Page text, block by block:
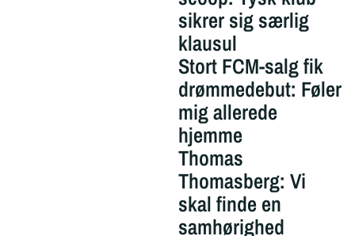
sikrer sig særlig
klausul
Stort FCM-salg fik
drømmedebut: Føler
mig allerede
hjemme
Thomas
Thomasberg: Vi
skal finde en
samhørighed